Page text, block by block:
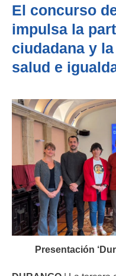
El concurso
impulsa la
ciudadana y
salud e
Presentación